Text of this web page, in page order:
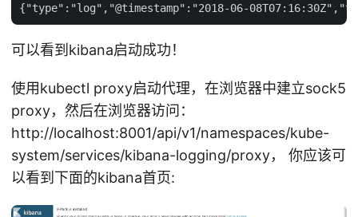
可以看到kibana启动成功！
使用kubectl proxy启动代理，在浏览器中建立sock5
proxy，然后在浏览器访问：
http://localhost:8001/api/v1/namespaces/kube-
system/services/kibana-logging/proxy， 你应该可
以看到下面的kibana首页: